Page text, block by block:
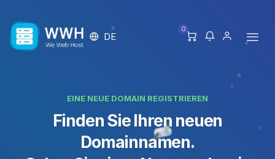
DE
0
EINE NEUE DOMAIN REGISTRIEREN
Finden Sie Ihren neuen
Domainnamen.